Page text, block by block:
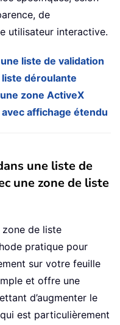
de
utilisateur interactive.
liste de validation
déroulante
zone ActiveX
affichage étendu
une liste de
une zone de liste
de liste
pratique pour
sur votre feuille
et offre une
d’augmenter le
est particulièrement